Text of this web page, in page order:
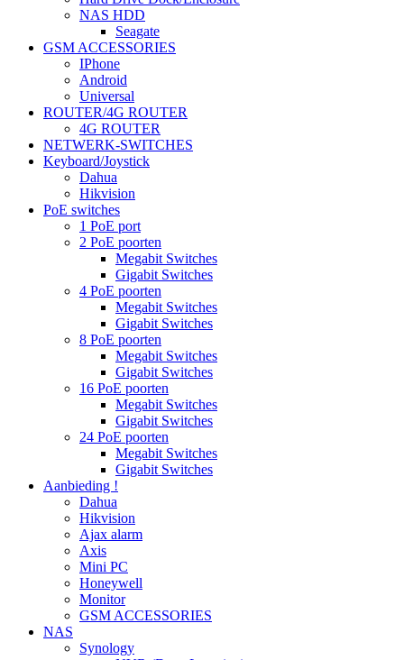
NAS HDD
Seagate
GSM ACCESSORIES
IPhone
Android
Universal
ROUTER/4G ROUTER
4G ROUTER
NETWERK-SWITCHES
Keyboard/Joystick
Dahua
Hikvision
PoE switches
1 PoE port
2 PoE poorten
Megabit Switches
Gigabit Switches
4 PoE poorten
Megabit Switches
Gigabit Switches
8 PoE poorten
Megabit Switches
Gigabit Switches
16 PoE poorten
Megabit Switches
Gigabit Switches
24 PoE poorten
Megabit Switches
Gigabit Switches
Aanbieding !
Dahua
Hikvision
Ajax alarm
Axis
Mini PC
Honeywell
Monitor
GSM ACCESSORIES
NAS
Synology